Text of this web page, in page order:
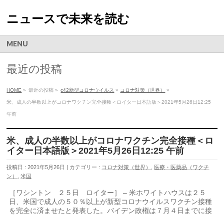
ニュースで未来を読む
MENU
最近の投稿
HOME » 最近の投稿 » c42新型コロナウイルス » コロナ対策（世界） »
米、成人の半数以上がコロナワクチン完全接種＜ロイター日本語版＞2021年5月26日12:25
午前
米、成人の半数以上がコロナワクチン完全接種＜ロ
イター日本語版＞2021年5月26日12:25 午前
投稿日 : 2021年5月26日 | カテゴリー : コロナ対策（世界）
医療・医薬品（ワクチ
ン）
,米国
［ワシントン ２５日 ロイター］ – 米ホワイトハウスは２５
日、米国で成人の５０％以上が新型コロナウイルスワクチン接種
を完全に済ませたと発表した。バイデン政権は７月４日までに接